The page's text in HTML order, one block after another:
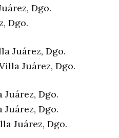
Dgo.
Dgo.
Juárez, Dgo.
Juárez, Dgo.
Juárez, Dgo.
Juárez, Dgo.
Juárez, Dgo.